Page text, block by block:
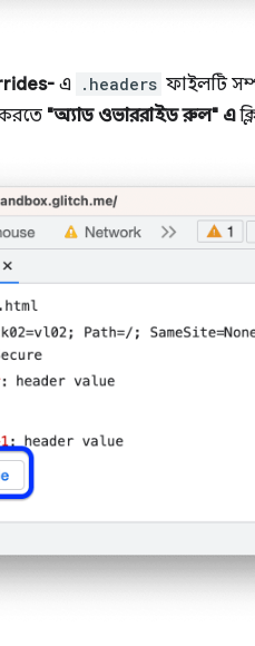
এ .headers ফাইলটি
"অ্যাড ওভাররাইড রুল" এ